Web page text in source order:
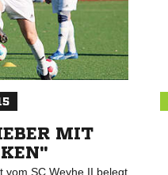
MIT
vom SC Weyhe II belegt